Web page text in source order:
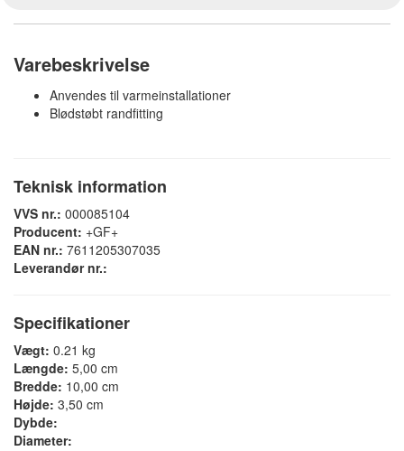
Varebeskrivelse
Anvendes til varmeinstallationer
Blødstøbt randfitting
Teknisk information
VVS nr.: 000085104
Producent: +GF+
EAN nr.: 7611205307035
Leverandør nr.:
Specifikationer
Vægt: 0.21 kg
Længde: 5,00 cm
Bredde: 10,00 cm
Højde: 3,50 cm
Dybde:
Diameter: